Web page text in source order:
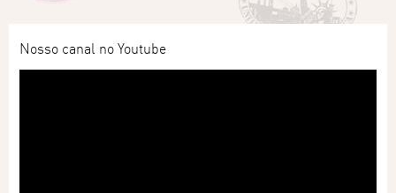
Nosso canal no Youtube